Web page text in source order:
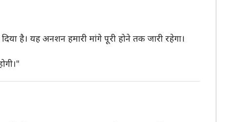
है। यह अनशन हमारी मांगे पूरी होने तक जारी रहेगा।